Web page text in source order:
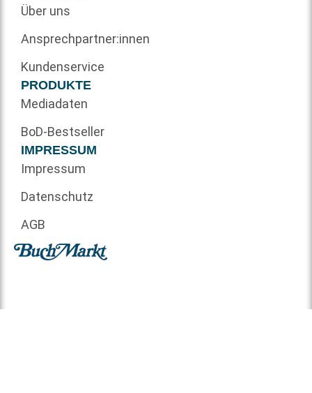
Über uns
Ansprechpartner:innen
Kundenservice
PRODUKTE
Mediadaten
BoD-Bestseller
IMPRESSUM
Impressum
Datenschutz
AGB